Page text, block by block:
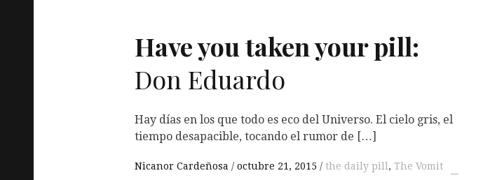
Have you taken your pill:
Don Eduardo
Hay días en los que todo es eco del Universo. El cielo gris, el
tiempo desapacible, tocando el rumor de […]
Nicanor Cardeñosa octubre 21, 2015 the daily pill, The Vomit